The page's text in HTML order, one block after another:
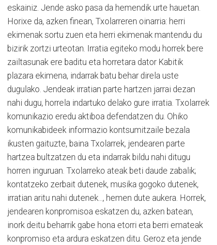
eskainiz. Jende asko pasa da hemendik urte hauetan.
Horixe da, azken finean, Txolarreren oinarria: herri
ekimenak sortu zuen eta herri ekimenak mantendu du
bizirik zortzi urteotan. Irratia egiteko modu horrek bere
zailtasunak ere baditu eta horretara dator Kabitik
plazara ekimena, indarrak batu behar direla uste
dugulako. Jendeak irratian parte hartzen jarrai dezan
nahi dugu, horrela indartuko delako gure irratia. Txolarrek
komunikazio eredu aktiboa defendatzen du. Ohiko
komunikabideek informazio kontsumitzaile bezala
ikusten gaituzte, baina Txolarrek, jendearen parte
hartzea bultzatzen du eta indarrak bildu nahi ditugu
horren inguruan. Txolarreko ateak beti daude zabalik;
kontatzeko zerbait dutenek, musika gogoko dutenek,
irratian aritu nahi dutenek..., hemen dute aukera. Horrek,
jendearen konpromisoa eskatzen du, azken batean,
inork deitu beharrik gabe hona etorri eta berri emateak
konpromiso eta ardura eskatzen ditu. Geroz eta jende